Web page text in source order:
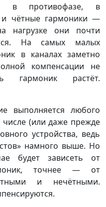
в противофазе, в
и чётные гармоники —
нагрузке они почти
На самых малых
в каналах заметно
компенсации не
гармоник растёт.
выполняется любого
числе (или даже прежде
устройства, ведь
намного выше. Но
будет зависеть от
точнее — от
и нечётными.